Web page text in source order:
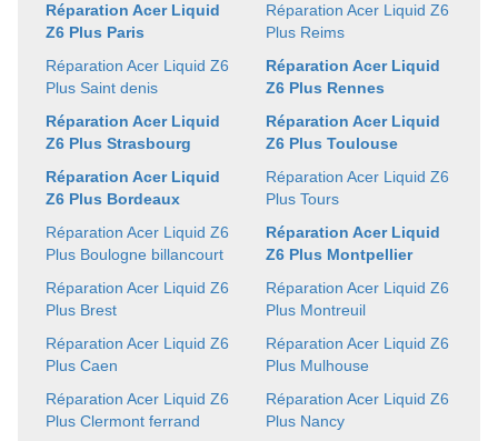
Réparation Acer Liquid
Z6 Plus Paris
Réparation Acer Liquid Z6
Plus Saint denis
Réparation Acer Liquid
Z6 Plus Strasbourg
Réparation Acer Liquid
Z6 Plus Bordeaux
Réparation Acer Liquid Z6
Plus Boulogne billancourt
Réparation Acer Liquid Z6
Plus Brest
Réparation Acer Liquid Z6
Plus Caen
Réparation Acer Liquid Z6
Plus Clermont ferrand
Réparation Acer Liquid Z6
Plus Reims
Réparation Acer Liquid
Z6 Plus Rennes
Réparation Acer Liquid
Z6 Plus Toulouse
Réparation Acer Liquid Z6
Plus Tours
Réparation Acer Liquid
Z6 Plus Montpellier
Réparation Acer Liquid Z6
Plus Montreuil
Réparation Acer Liquid Z6
Plus Mulhouse
Réparation Acer Liquid Z6
Plus Nancy